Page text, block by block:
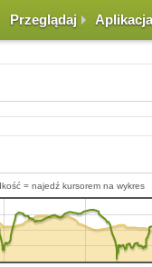
Przeglądaj Aplikacja
= najedź kursorem na wykres